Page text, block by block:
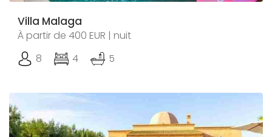
Villa Malaga
À partir de 400 EUR | nuit
8
4 5